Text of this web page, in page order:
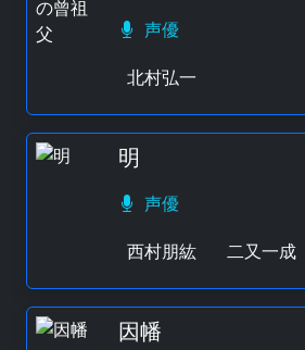
声優
北村弘一
明
声優
西村朋紘
二又一成
因幡